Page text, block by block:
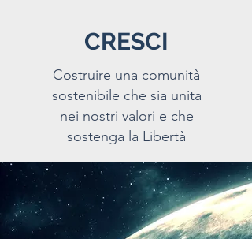
CRESCI
Costruire una comunità
sostenibile che sia unita
nei nostri valori e che
sostenga la Libertà